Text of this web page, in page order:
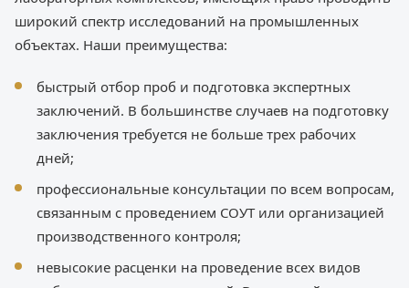
широкий спектр исследований на промышленных
объектах. Наши преимущества:
быстрый отбор проб и подготовка экспертных
заключений. В большинстве случаев на подготовку
заключения требуется не больше трех рабочих
дней;
профессиональные консультации по всем вопросам,
связанным с проведением СОУТ или организацией
производственного контроля;
невысокие расценки на проведение всех видов